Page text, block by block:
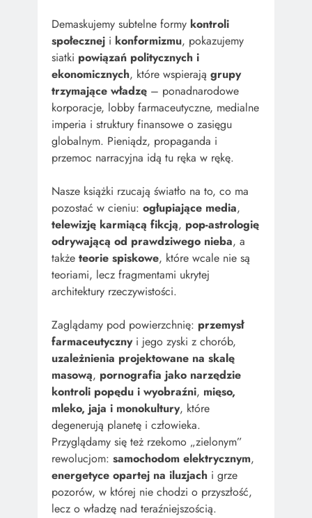
Demaskujemy subtelne formy kontroli
społecznej i konformizmu, pokazujemy
siatki powiązań politycznych i
ekonomicznych, które wspierają grupy
trzymające władzę – ponadnarodowe
korporacje, lobby farmaceutyczne, medialne
imperia i struktury finansowe o zasięgu
globalnym. Pieniądz, propaganda i
przemoc narracyjna idą tu ręka w rękę.
Nasze książki rzucają światło na to, co ma
pozostać w cieniu: ogłupiające media,
telewizję karmiącą fikcją, pop-astrologię
odrywającą od prawdziwego nieba, a
także teorie spiskowe, które wcale nie są
teoriami, lecz fragmentami ukrytej
architektury rzeczywistości.
Zaglądamy pod powierzchnię: przemysł
farmaceutycznyi jego zyski z chorób,
uzależnienia projektowane na skalę
masową, pornografia jako narzędzie
kontroli popędu i wyobraźni, mięso,
mleko, jaja i monokultury, które
degenerują planetę i człowieka.
Przyglądamy się też rzekomo „zielonym”
rewolucjom: samochodom elektrycznym,
energetyce opartej na iluzjach i grze
pozorów, w której nie chodzi o przyszłość,
lecz o władzę nad teraźniejszością.